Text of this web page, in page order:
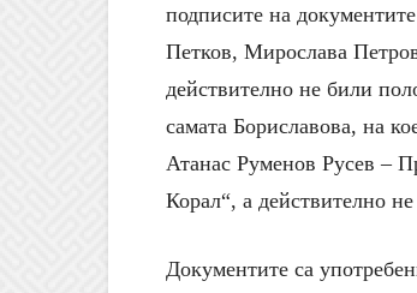
подписите на
Петков, Мирослава
действително не били
самата Бориславова, на
Атанас Руменов Русев –
Корал“, а действително
Документите са